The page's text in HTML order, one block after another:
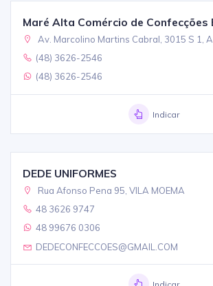
Maré Alta Comércio de Confecções
Av. Marcolino Martins Cabral, 3015 S 1,
(48) 3626-2546
(48) 3626-2546
Indicar
DEDE UNIFORMES
Rua Afonso Pena 95, VILA MOEMA
48 3626 9747
48 99676 0306
DEDECONFECCOES@GMAIL.COM